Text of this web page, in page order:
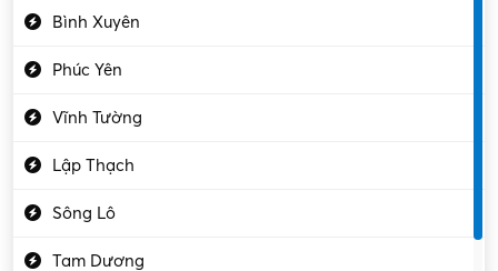
Bình Xuyên
Phúc Yên
Vĩnh Tường
Lập Thạch
Sông Lô
Tam Dương